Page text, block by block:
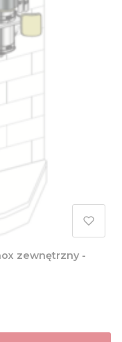
zewnętrzny -